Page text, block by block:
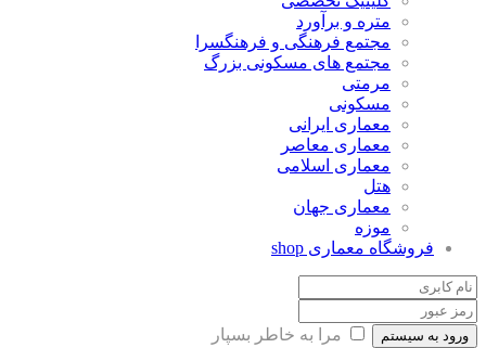
متره و برآورد
مجتمع فرهنگی و فرهنگسرا
مجتمع های مسکونی بزرگ
مرمتی
مسکونی
معماری ایرانی
معماری معاصر
معماری اسلامی
هتل
معماری جهان
موزه
فروشگاه معماری shop
ورود به سیستم
مرا به خاطر بسپار